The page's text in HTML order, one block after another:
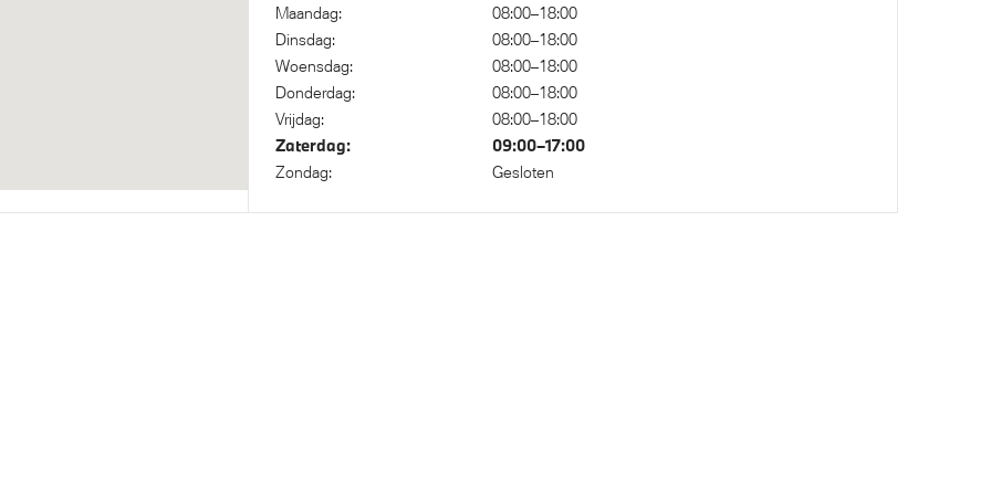
Kilometertacho
xDrive - Vierwielaandrijving
Maandag:
08:00–18:00
Dinsdag:
08:00–18:00
Woensdag:
08:00–18:00
Donderdag:
08:00–18:00
Vrijdag:
08:00–18:00
Zaterdag: 09:00–17:00
Zondag: Gesloten